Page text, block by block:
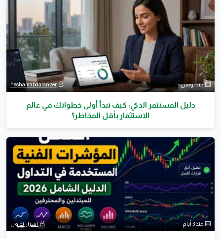
منذ يومين heshamabdalanzer
دليل المستثمر الذكي: كيف تبدأ أولى خطواتك في عالم
الاستثمار بأقل المخاطر؟
منذ 3 أيام اسرار تداول